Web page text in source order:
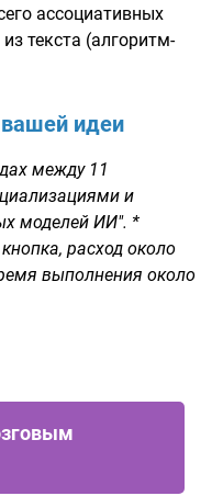
ассоциативных
текста (алгоритм-
идеи
между 11
и
моделей ИИ". *
расход около
выполнения около